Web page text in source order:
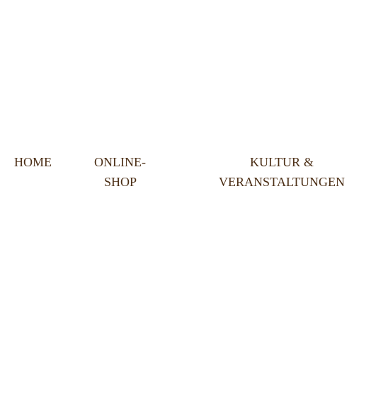
HOME
ONLINE-
SHOP
KULTUR &
VERANSTALTUNGEN